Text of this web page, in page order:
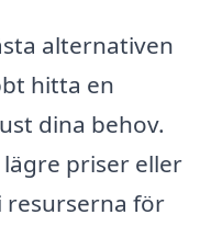
alternativen
hitta en
dina behov.
priser eller
resurserna för